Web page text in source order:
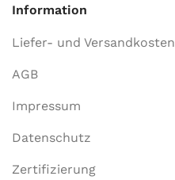
Information
Liefer- und Versandkosten
AGB
Impressum
Datenschutz
Zertifizierung